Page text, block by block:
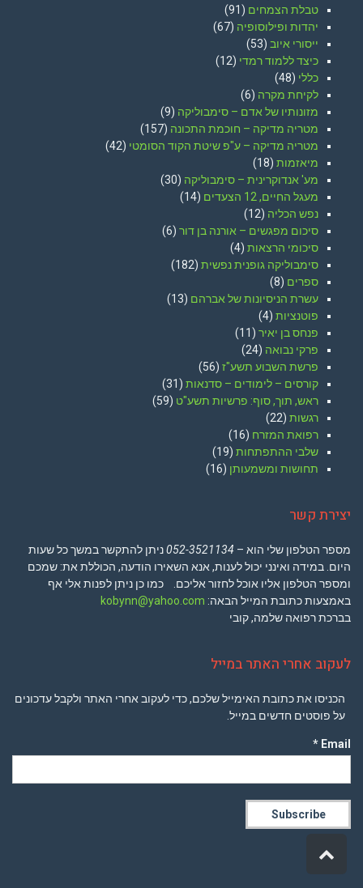
טבלת הצמחים (91)
יהדות ופילוסופיה (67)
ייסורי איוב (53)
כיצד ללמוד רמדי (12)
כללי (48)
לקיחת מקרה (6)
מזונותיו של אדם – סימבוליקה (9)
מטריה מדיקה – חוכמת התכונה (157)
מטריה מדיקה – ע"פ שיטת הקוד הסומטי (42)
מיאזמות (18)
מע' אנדוקרינית – סימבוליקה (30)
מעגל החיים, 12 הצעדים
(14)
נפש הכליה (12)
סיכום מפגשים – אורנה בן דור (6)
סיכומי הרצאות (4)
סימבוליקה גופנית נפשית (182)
ספרים (8)
עשרת הניסיונות של אברהם (13)
פוטנציות (4)
פנחס בן יאיר (11)
פרקי נבואה (24)
פרשת השבוע תשע"ז (56)
קורסים – לימודים – סדנאות (31)
ראש, תוך, סוף: פרשיות תשע"ט (59)
רגשות (22)
רפואת המזרח (16)
שלבי ההתפתחות (19)
תחושות ומשמעותן (16)
יצירת קשר
מספר הטלפון שלי הוא – 052-3521134ניתן להתקשר במשך כל שעות
היום. במידה ואינני יכול לענות, אנא השאירו הודעה, הכוללת את: שמכם
ומספר הטלפון אליו אוכל לחזור אליכם. כמו כן ניתן לפנות אלי אף
באמצעות כתובת המייל הבאה: kobynn@yahoo.com
בברכת רפואה שלמה, קובי
לעקוב אחרי האתר במייל
הכניסו את כתובת האימייל שלכם, כדי לעקוב אחרי האתר ולקבל עדכונים
על פוסטים חדשים במייל.
Email *